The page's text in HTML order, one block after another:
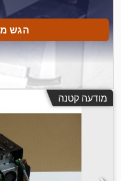
הגש
מודעה קטנה